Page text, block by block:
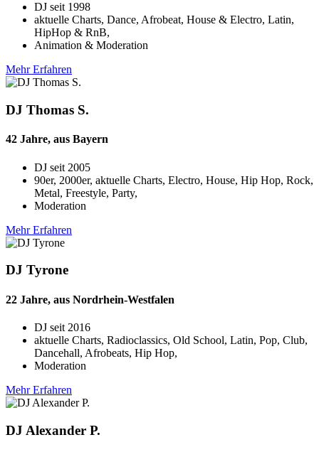
DJ seit 1998
aktuelle Charts, Dance, Afrobeat, House & Electro, Latin,
HipHop & RnB,
Animation & Moderation
Mehr Erfahren
DJ Thomas S.
42 Jahre, aus Bayern
DJ seit 2005
90er, 2000er, aktuelle Charts, Electro, House, Hip Hop, Rock,
Metal, Freestyle, Party,
Moderation
Mehr Erfahren
DJ Tyrone
22 Jahre, aus Nordrhein-Westfalen
DJ seit 2016
aktuelle Charts, Radioclassics, Old School, Latin, Pop, Club,
Dancehall, Afrobeats, Hip Hop,
Moderation
Mehr Erfahren
DJ Alexander P.